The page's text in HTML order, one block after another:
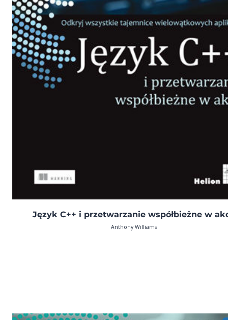
Język C++ i przetwarzanie współbieżne w
Anthony Williams